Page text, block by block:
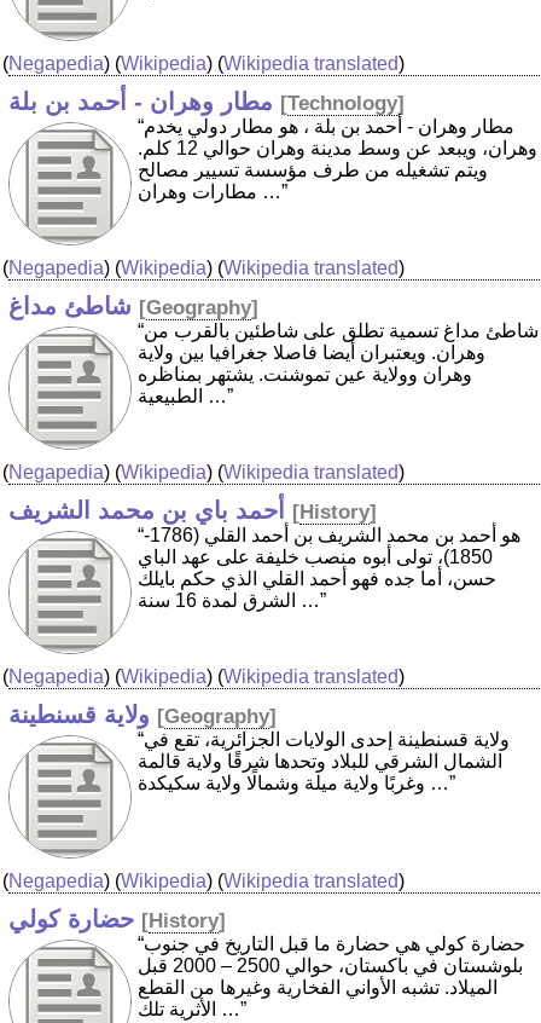
(Negapedia) (Wikipedia) (Wikipedia translated)
مطار وهران - أحمد بن بلة [Technology]
“مطار وهران - أحمد بن بلة ، هو مطار دولي يخدم
وهران، ويبعد عن وسط مدينة وهران حوالي 12 كلم.
ويتم تشغيله من طرف مؤسسة تسيير مصالح
مطارات وهران …”
(Negapedia) (Wikipedia) (Wikipedia translated)
شاطئ مداغ [Geography]
“شاطئ مداغ تسمية تطلق على شاطئين بالقرب من
وهران. ويعتبران أيضا فاصلا جغرافيا بين ولاية
وهران وولاية عين تموشنت. يشتهر بمناظره
الطبيعية …”
(Negapedia) (Wikipedia) (Wikipedia translated)
أحمد باي بن محمد الشريف [History]
“هو أحمد بن محمد الشريف بن أحمد القلي (1786-
1850)، تولى أبوه منصب خليفة على عهد الباي
حسن، أما جده فهو أحمد القلي الذي حكم بايلك
الشرق لمدة 16 سنة …”
(Negapedia) (Wikipedia) (Wikipedia translated)
ولاية قسنطينة [Geography]
“ولاية قسنطينة إحدى الولايات الجزائرية، تقع في
الشمال الشرقي للبلاد وتحدها شرقًا ولاية قالمة
وغربًا ولاية ميلة وشمالًا ولاية سكيكدة …”
(Negapedia) (Wikipedia) (Wikipedia translated)
حضارة كولي [History]
“حضارة كولي هي حضارة ما قبل التاريخ في جنوب
بلوشستان في باكستان، حوالي 2500 – 2000 قبل
الميلاد. تشبه الأواني الفخارية وغيرها من القطع
الأثرية تلك …”